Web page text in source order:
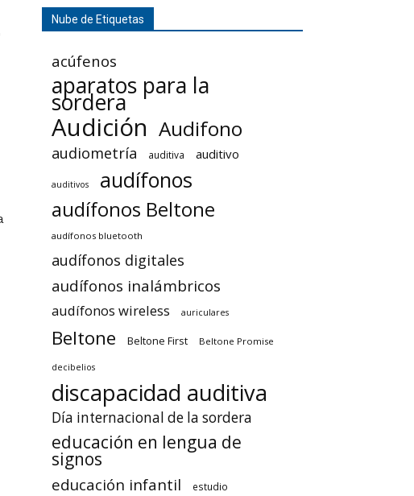
Nube de Etiquetas
acúfenos
aparatos para la
sordera
Audición Audifono
audiometría auditiva auditivo
auditivos audífonos
audífonos Beltone
audífonos bluetooth
audífonos digitales
audífonos inalámbricos
audífonos wireless auriculares
Beltone Beltone First Beltone Promise
decibelios
discapacidad auditiva
Día internacional de la sordera
educación en lengua de
signos
educación infantil estudio